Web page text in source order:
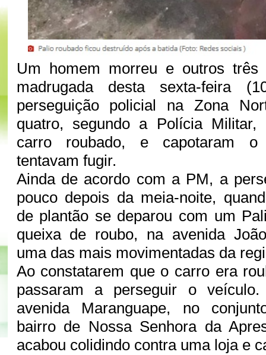
Um homem morreu e outros três
madrugada desta sexta-feira
perseguição policial na Zona
quatro, segundo a Polícia
carro roubado, e capotaram o
tentavam fugir.
Ainda de acordo com a PM, a
pouco depois da meia-noite,
de plantão se deparou com um
queixa de roubo, na avenida
uma das mais movimentadas da
Ao constatarem que o carro era
passaram a perseguir o
avenida Maranguape, no
bairro de Nossa Senhora da
acabou colidindo contra uma loja e